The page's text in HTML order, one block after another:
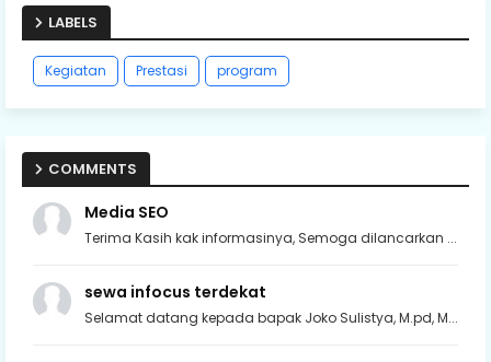
LABELS
Kegiatan Prestasi program
COMMENTS
Media SEO
Terima Kasih kak informasinya, Semoga dilancarkan ...
sewa infocus terdekat
Selamat datang kepada bapak Joko Sulistya, M.pd, M...